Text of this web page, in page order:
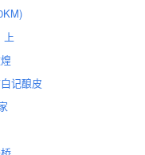
上
记酿皮